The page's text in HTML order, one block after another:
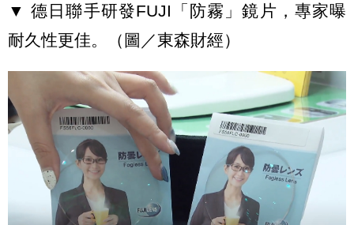
▼ 德日聯手研發FUJI「防霧」鏡片，專家曝
耐久性更佳。（圖／東森財經）